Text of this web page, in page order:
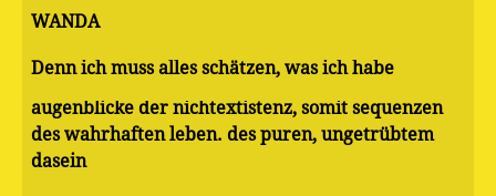
WANDA
Denn ich muss alles schätzen, was ich habe
augenblicke der nichtextistenz, somit sequenzen
des wahrhaften leben. des puren, ungetrübtem
dasein